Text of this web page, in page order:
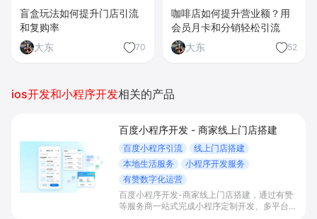
盲盒玩法如何提升门店引流
和复购率
大东
70
咖啡店如何提升营业额？用
会员月卡和分销轻松引流
大东
52
ios开发和小程序开发相关的产品
百度小程序开发 - 商家线上门店搭建
百度小程序引流
线上门店搭建
本地生活服务
小程序开发服务
有赞数字化运营
百度小程序开发-商家线上门店搭建，通过有赞
等服务商一站式完成小程序定制开发、多平台联